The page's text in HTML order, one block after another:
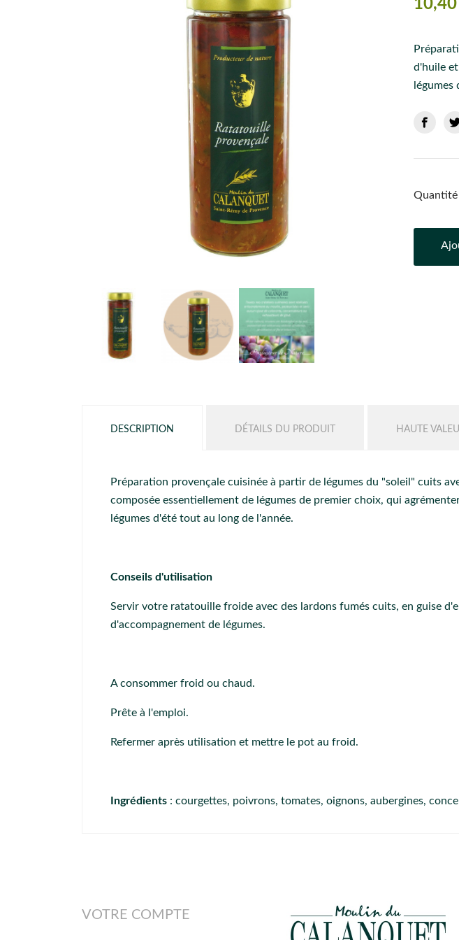
d'huile
Quantité
DESCRIPTION DÉTAILS DU PRODUIT HAUTE
Préparation provençale cuisinée à partir de légumes du "soleil" cuits
composée essentiellement de légumes de premier choix, qui
légumes d'été tout au long de l'année.
Conseils d'utilisation
Servir votre ratatouille froide avec des lardons fumés cuits, en guise
d'accompagnement de légumes.
A consommer froid ou chaud.
Prête à l'emploi.
Refermer après utilisation et mettre le pot au froid.
Ingrédients : courgettes, poivrons, tomates, oignons, aubergines,
VOTRE COMPTE